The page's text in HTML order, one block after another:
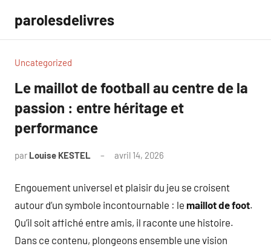
contenu
parolesdelivres
Uncategorized
Le maillot de football au centre de la
passion : entre héritage et
performance
par Louise KESTEL avril 14, 2026
Engouement universel et plaisir du jeu se croisent
autour d’un symbole incontournable : le maillot de foot.
Qu’il soit affiché entre amis, il raconte une histoire.
Dans ce contenu, plongeons ensemble une vision